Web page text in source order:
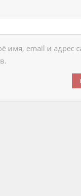
имя, email и адрес